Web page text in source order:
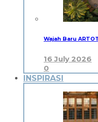
Wajah Baru
16 July 2026
0
INSPIRASI